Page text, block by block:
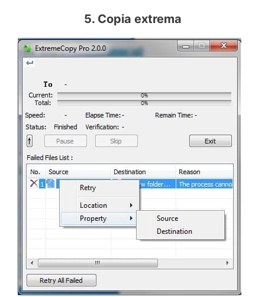
5. Copia extrema